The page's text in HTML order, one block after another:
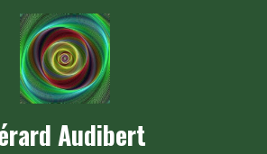
Audibert